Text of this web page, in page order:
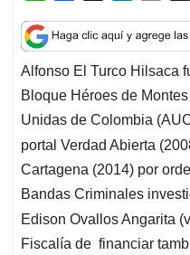
a
t
s
A
p
p
c
e
b
o
o
k
n
k
e
d
I
n
a
i
l
Alfonso El Turco Hilsaca
Bloque Héroes de
Unidas de Colombia
portal Verdad Abierta
Cartagena (2014) por
Bandas Criminales
Edison Ovallos Angarita
Fiscalía de financiar